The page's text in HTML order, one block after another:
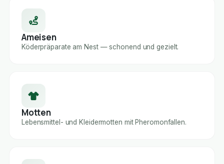
Ameisen
Köderpräparate am Nest — schonend und gezielt.
Motten
Lebensmittel- und Kleidermotten mit Pheromonfallen.